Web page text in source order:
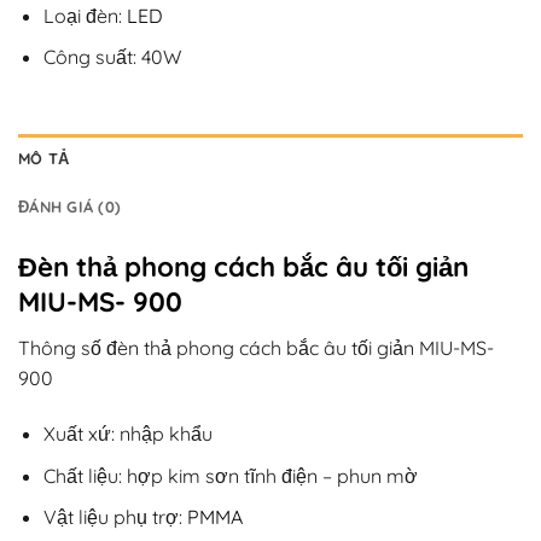
Loại đèn: LED
Công suất: 40W
MÔ TẢ
ĐÁNH GIÁ (0)
Đèn thả phong cách bắc âu tối giản
MIU-MS- 900
Thông số đèn thả phong cách bắc âu tối giản MIU-MS-
900
Xuất xứ: nhập khẩu
Chất liệu: hợp kim sơn tĩnh điện – phun mờ
Vật liệu phụ trợ: PMMA